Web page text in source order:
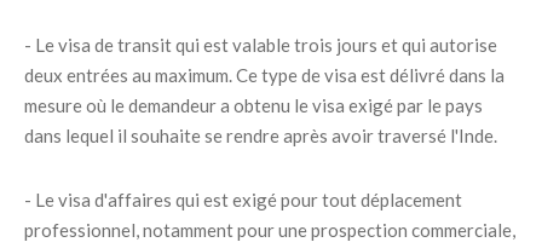
- Le visa de transit qui est valable trois jours et qui autorise
deux entrées au maximum. Ce type de visa est délivré dans la
mesure où le demandeur a obtenu le visa exigé par le pays
dans lequel il souhaite se rendre après avoir traversé l'Inde.
- Le visa d'affaires qui est exigé pour tout déplacement
professionnel, notamment pour une prospection commerciale,